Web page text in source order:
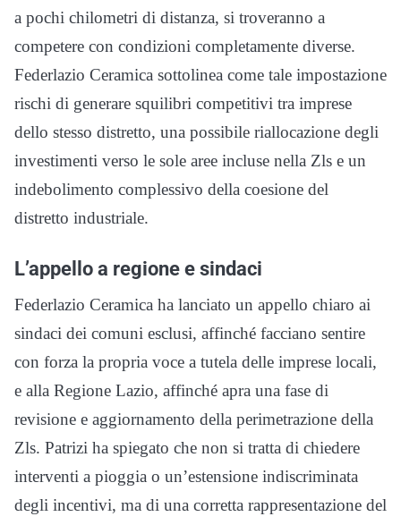
a pochi chilometri di distanza, si troveranno a
competere con condizioni completamente diverse.
Federlazio Ceramica sottolinea come tale impostazione
rischi di generare squilibri competitivi tra imprese
dello stesso distretto, una possibile riallocazione degli
investimenti verso le sole aree incluse nella Zls e un
indebolimento complessivo della coesione del
distretto industriale.
L’appello a regione e sindaci
Federlazio Ceramica ha lanciato un appello chiaro ai
sindaci dei comuni esclusi, affinché facciano sentire
con forza la propria voce a tutela delle imprese locali,
e alla Regione Lazio, affinché apra una fase di
revisione e aggiornamento della perimetrazione della
Zls. Patrizi ha spiegato che non si tratta di chiedere
interventi a pioggia o un’estensione indiscriminata
degli incentivi, ma di una corretta rappresentazione del